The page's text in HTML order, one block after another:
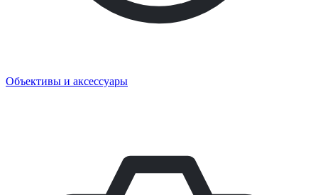
Объективы и аксессуары